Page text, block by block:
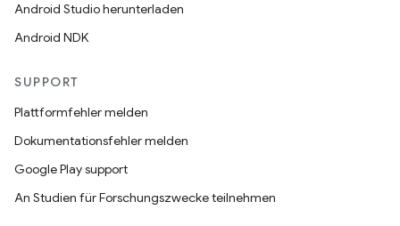
Android Studio herunterladen
Android NDK
SUPPORT
Plattformfehler melden
Dokumentationsfehler melden
Google Play support
An Studien für Forschungszwecke teilnehmen